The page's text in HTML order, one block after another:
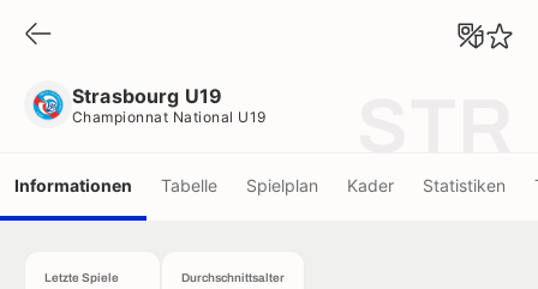
Strasbourg U19
Championnat National U19
Informationen Tabelle Spielplan Kader Statistiken
Letzte Spiele Durchschnittsalter